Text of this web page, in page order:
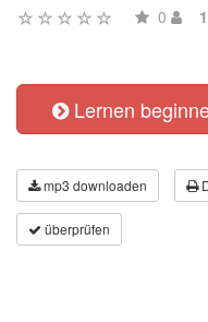
0
Lernen
mp3 downloaden
überprüfen